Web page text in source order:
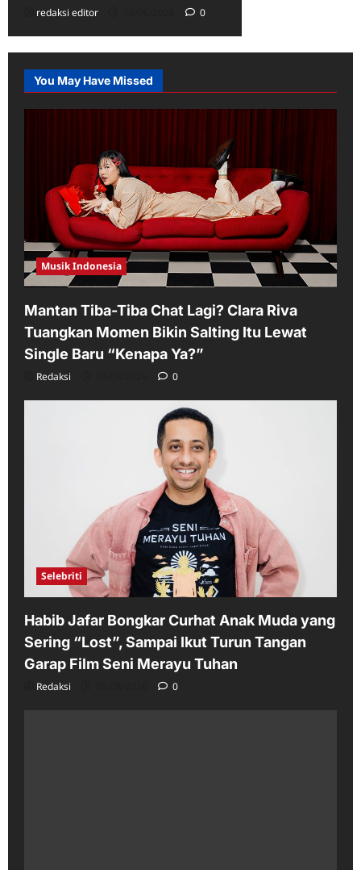
redaksi editor 0
You May Have Missed
Musik Indonesia
Mantan Tiba-Tiba Chat Lagi? Clara Riva
Tuangkan Momen Bikin Salting Itu Lewat
Single Baru “Kenapa Ya?”
Redaksi 0
Selebriti
Habib Jafar Bongkar Curhat Anak Muda yang
Sering “Lost”, Sampai Ikut Turun Tangan
Garap Film Seni Merayu Tuhan
Redaksi 0